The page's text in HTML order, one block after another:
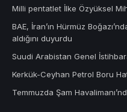
Milli pentatlet İlke Özyüksel
BAE, İran’ın Hürmüz
aldığını duyurdu
Suudi Arabistan Genel
Kerkük-Ceyhan Petrol Boru
Temmuzda Şam